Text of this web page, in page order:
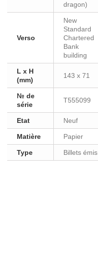
dragon)
Verso
New
Standard
Chartered
Bank
building
L x H
(mm)
143 x 71
№ de
série
T555099
Etat Neuf
Matière Papier
Type Billets émis